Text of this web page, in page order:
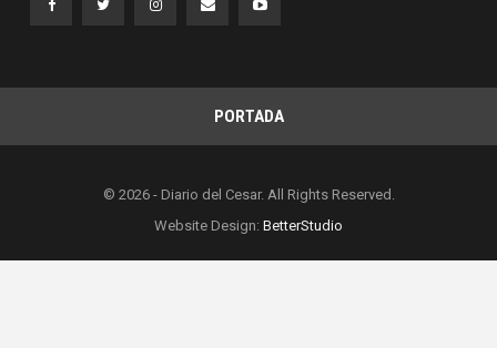
PORTADA
© 2026 - Diario del Cesar. All Rights Reserved.
Website Design: BetterStudio